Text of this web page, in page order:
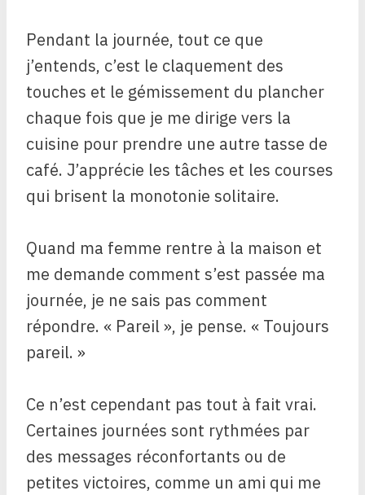
Pendant la journée, tout ce que
j’entends, c’est le claquement des
touches et le gémissement du plancher
chaque fois que je me dirige vers la
cuisine pour prendre une autre tasse de
café. J’apprécie les tâches et les courses
qui brisent la monotonie solitaire.
Quand ma femme rentre à la maison et
me demande comment s’est passée ma
journée, je ne sais pas comment
répondre. « Pareil », je pense. « Toujours
pareil. »
Ce n’est cependant pas tout à fait vrai.
Certaines journées sont rythmées par
des messages réconfortants ou de
petites victoires, comme un ami qui me